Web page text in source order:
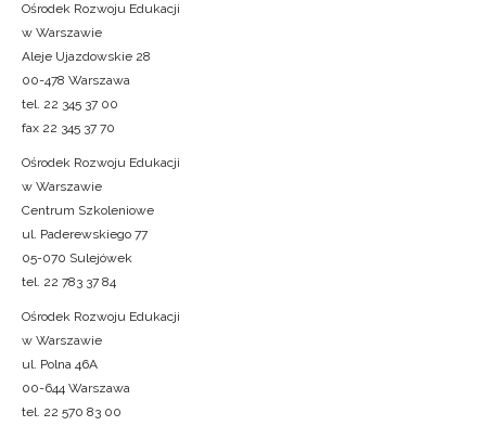
Ośrodek Rozwoju Edukacji
w Warszawie
Aleje Ujazdowskie 28
00-478 Warszawa
tel. 22 345 37 00
fax 22 345 37 70
Ośrodek Rozwoju Edukacji
w Warszawie
Centrum Szkoleniowe
ul. Paderewskiego 77
05-070 Sulejówek
tel. 22 783 37 84
Ośrodek Rozwoju Edukacji
w Warszawie
ul. Polna 46A
00-644 Warszawa
tel. 22 570 83 00